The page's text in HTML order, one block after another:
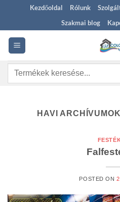
content
Kezdőoldal Rólunk
Szakmai blog
Keresés
HAVI
POSTED ON